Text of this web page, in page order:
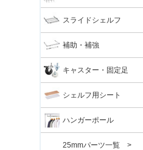
スライドシェルフ
補助・補強
キャスター・固定足
シェルフ用シート
ハンガーポール
25mmパーツ一覧 >